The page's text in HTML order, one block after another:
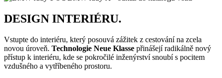
DESIGN INTERIÉRU.
Vstupte do interiéru, který posouvá zážitek z cestování na zcela
novou úroveň. Technologie Neue Klasse přinášejí radikálně nový
přístup k interiéru, kde se pokročilé inženýrství snoubí s pocitem
vzdušného a vytříbeného prostoru.